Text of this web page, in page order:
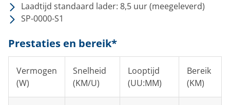
Laadtijd standaard lader: 8,5 uur (meegeleverd)
SP-0000-S1
Prestaties en bereik*
Vermogen
(W)
Snelheid
(KM/U)
Looptijd
(UU:MM)
Bereik
(KM)